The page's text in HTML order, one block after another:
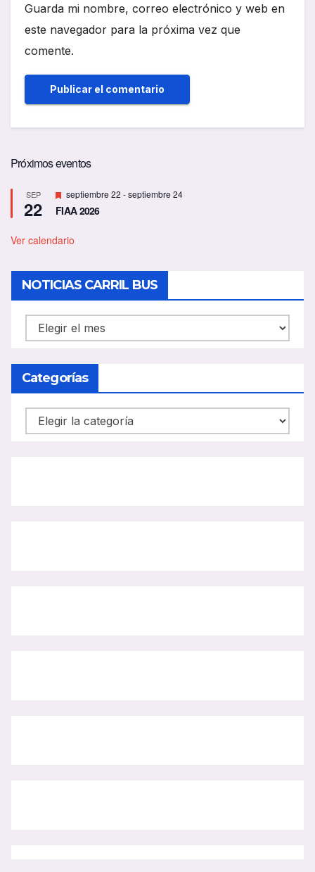
Guarda mi nombre, correo electrónico y web en
este navegador para la próxima vez que
comente.
Próximos eventos
SEP
22
D
e
s
a
d
o
septiembre 22 -septiembre 24
FIAA 2026
Ver calendario
NOTICIAS CARRIL BUS
NOTICIAS
CARRIL
BUS
Categorías
Categorías